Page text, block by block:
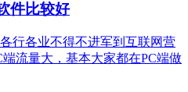
件比较好
行各业不得不进军到互联网营
流量大，基本大家都在PC端做